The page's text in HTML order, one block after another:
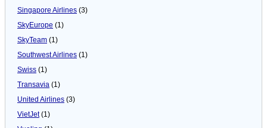
Singapore Airlines (3)
SkyEurope (1)
SkyTeam (1)
Southwest Airlines (1)
Swiss (1)
Transavia (1)
United Airlines (3)
VietJet(1)